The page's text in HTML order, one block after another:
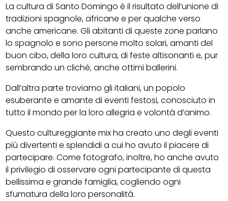
La cultura di Santo Domingo è il risultato dell’unione di
tradizioni spagnole, africane e per qualche verso
anche americane. Gli abitanti di queste zone parlano
lo spagnolo e sono persone molto solari, amanti del
buon cibo, della loro cultura, di feste altisonanti e, pur
sembrando un cliché, anche ottimi ballerini.
Dall’altra parte troviamo gli italiani, un popolo
esuberante e amante di eventi festosi, conosciuto in
tutto il mondo per la loro allegria e volontà d’animo.
Questo cultureggiante mix ha creato uno degli eventi
più divertenti e splendidi a cui ho avuto il piacere di
partecipare. Come fotografo, inoltre, ho anche avuto
il privilegio di osservare ogni partecipante di questa
bellissima e grande famiglia, cogliendo ogni
sfumatura della loro personalità.